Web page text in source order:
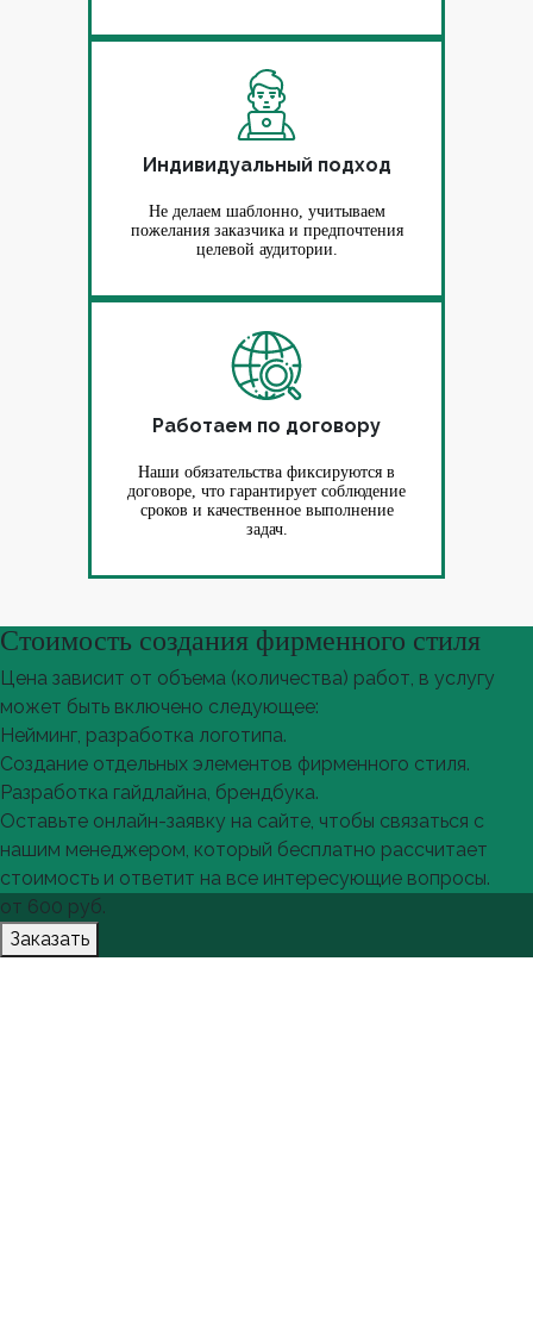
Индивидуальный подход
Не делаем шаблонно, учитываем
пожелания заказчика и предпочтения
целевой аудитории.
Работаем по договору
Наши обязательства фиксируются в
договоре, что гарантирует соблюдение
сроков и качественное выполнение
задач.
Стоимость создания фирменного стиля
Цена зависит от объема (количества) работ, в услугу
может быть включено следующее:
Нейминг, разработка логотипа.
Создание отдельных элементов фирменного стиля.
Разработка гайдлайна, брендбука.
Оставьте онлайн-заявку на сайте, чтобы связаться с
нашим менеджером, который бесплатно рассчитает
стоимость и ответит на все интересующие вопросы.
от 600 руб.
Заказать